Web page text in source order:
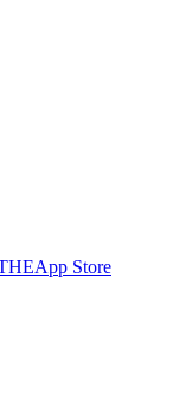
App Store